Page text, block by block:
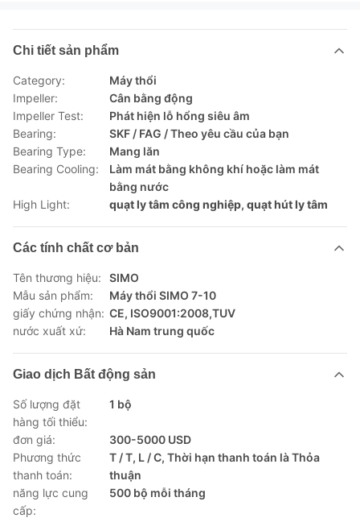
Chi tiết sản phẩm
Category:
Máy thổi
Impeller:
Cân bằng động
Impeller Test:
Phát hiện lỗ hổng siêu âm
Bearing:
SKF / FAG / Theo yêu cầu của bạn
Bearing Type:
Mang lăn
Bearing Cooling:
Làm mát bằng không khí hoặc làm mát
bằng nước
High Light:
quạt ly tâm công nghiệp, quạt hút ly tâm
Các tính chất cơ bản
Tên thương hiệu:
SIMO
Mẫu sản phẩm:
Máy thổi SIMO 7-10
giấy chứng nhận: CE, ISO9001:2008,TUV
nước xuất xứ:
Hà Nam trung quốc
Giao dịch Bất động sản
Số lượng đặt
hàng tối thiểu:
1 bộ
đơn giá:
300-5000 USD
Phương thức
thanh toán:
T / T, L / C, Thời hạn thanh toán là Thỏa
thuận
năng lực cung
cấp:
500 bộ mỗi tháng